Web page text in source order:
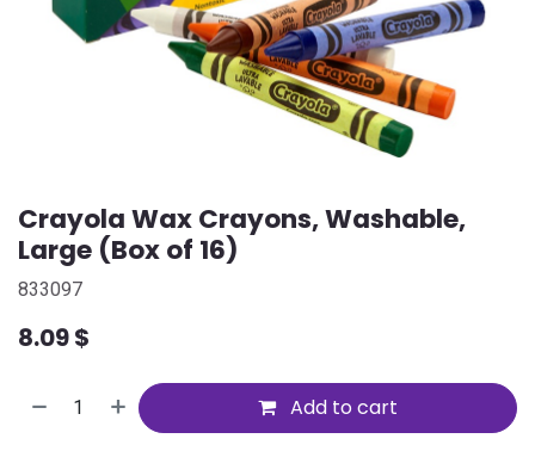
Crayola Wax Crayons, Washable,
Large (Box of 16)
833097
8.09$
Add to cart